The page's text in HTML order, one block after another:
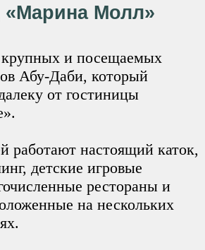
«Марина Молл»
и посещаемых
Абу-Даби, который
от гостиницы
работают настоящий каток,
детские игровые
рестораны и
на нескольких